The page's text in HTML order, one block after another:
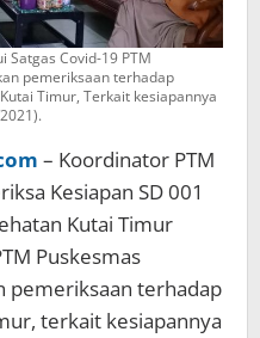
Satgas Covid-19 PTM
pemeriksaan terhadap
Timur, Terkait kesiapannya
– Koordinator PTM
Kesiapan SD 001
Kutai Timur
Puskesmas
pemeriksaan terhadap
terkait kesiapannya